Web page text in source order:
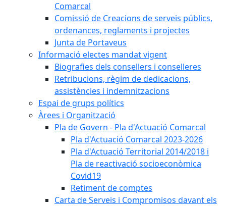
Comarcal
Comissió de Creacions de serveis públics,
ordenances, reglaments i projectes
Junta de Portaveus
Informació electes mandat vigent
Biografies dels consellers i conselleres
Retribucions, règim de dedicacions,
assistències i indemnitzacions
Espai de grups polítics
Àrees i Organització
Pla de Govern - Pla d'Actuació Comarcal
Pla d'Actuació Comarcal 2023-2026
Pla d'Actuació Territorial 2014/2018 i
Pla de reactivació socioeconòmica
Covid19
Retiment de comptes
Carta de Serveis i Compromisos davant els